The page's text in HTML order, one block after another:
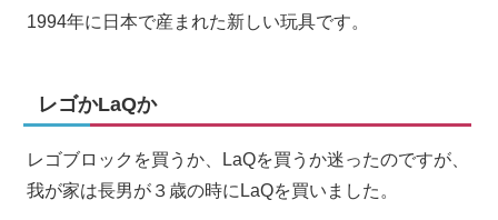
1994年に日本で産まれた新しい玩具です。
レゴかLaQか
レゴブロックを買うか、LaQを買うか迷ったのですが、
我が家は長男が３歳の時にLaQを買いました。